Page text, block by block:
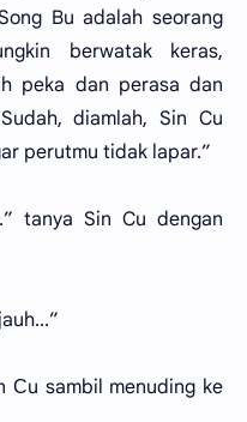
Bu adalah seorang
berwatak keras,
peka dan perasa dan
diamlah, Sin Cu
perutmu tidak lapar.”
tanya Sin Cu dengan
Сu sambil menuding ke